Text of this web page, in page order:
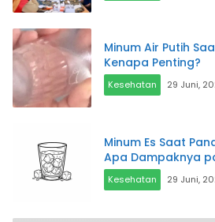
Minum Air Putih
Kenapa Penting?
Kesehatan 29 Juni,
Minum Es Saat
Apa Dampaknya
Kesehatan 29 Juni,